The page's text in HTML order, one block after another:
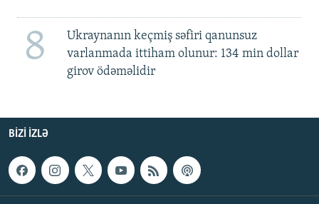
8
Ukraynanın keçmiş səfiri qanunsuz
varlanmada ittiham olunur: 134 min dollar
girov ödəməlidir
BIZI IZLƏ